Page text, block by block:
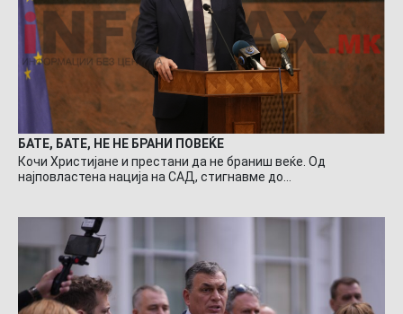
БАТЕ, БАТЕ, НЕ НЕ БРАНИ ПОВЕЌЕ
Кочи Христијане и престани да не браниш веќе. Од
најповластена нација на САД, стигнавме до…